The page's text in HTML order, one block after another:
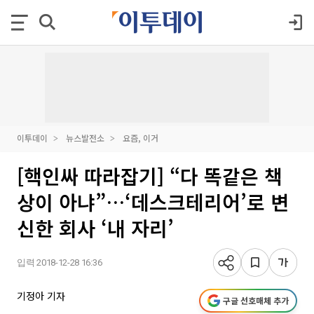
이투데이 뉴스발전소 요즘, 이거
[핵인싸 따라잡기] “다 똑같은 책
상이 아냐”…‘데스크테리어’로 변
신한 회사 ‘내 자리’
입력 2018-12-28 16:36
기정아 기자 구글 선호매체 추가